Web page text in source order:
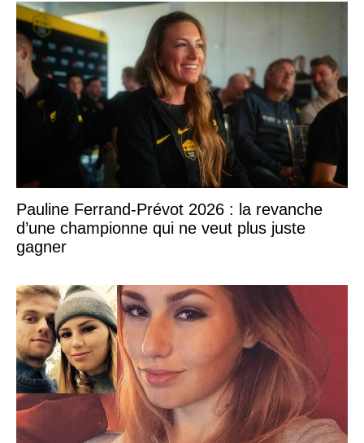
Pauline Ferrand-Prévot 2026 : la revanche
d’une championne qui ne veut plus juste
gagner